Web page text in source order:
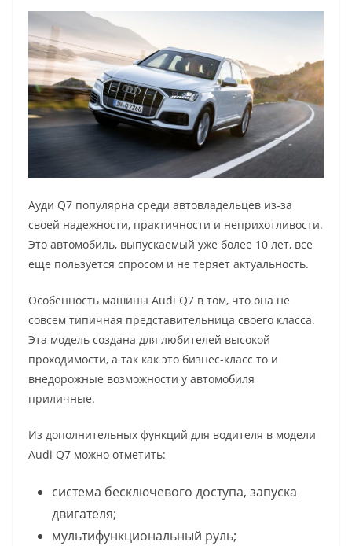
Ауди Q7 популярна среди автовладельцев из-за
своей надежности, практичности и неприхотливости.
Это автомобиль, выпускаемый уже более 10 лет, все
еще пользуется спросом и не теряет актуальность.
Особенность машины Audi Q7 в том, что она не
совсем типичная представительница своего класса.
Эта модель создана для любителей высокой
проходимости, а так как это бизнес-класс то и
внедорожные возможности у автомобиля
приличные.
Из дополнительных функций для водителя в модели
Audi Q7 можно отметить:
система бесключевого доступа, запуска
двигателя;
мультифункциональный руль;